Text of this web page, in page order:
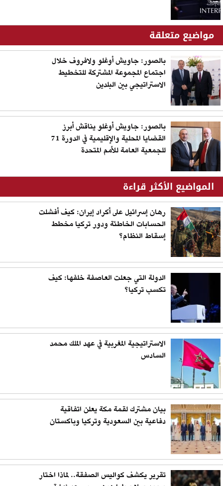
مواضيع متعلقة
بالصور: جاويش أوغلو ولافروف خلال
اجتماع المجموعة المشتركة للتخطيط
الاستراتيجي بين البلدين
بالصور: جاويش أوغلو يناقش أبرز
القضايا المحلية والإقليمية في الدورة 71
للجمعية العامة للأمم المتحدة
المواضيع الأكثر قراءة
رهان إسرائيل على أكراد إيران: كيف أفشلت
الحسابات الخاطئة ودور تركيا مخطط
إسقاط النظام؟
الدولة التي جعلت العاصفة خلفها: كيف
تكسب تركيا؟
الاستراتيجية المغربية في عهد الملك محمد
السادس
بيان مشترك لقمة مكة يعلن اتفاقية
دفاعية بين السعودية وتركيا وباكستان
تقرير يكشف كواليس الصفقة.. لماذا اختار